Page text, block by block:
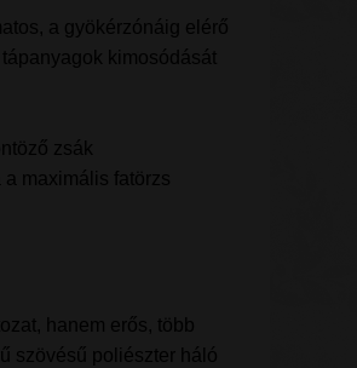
a gyökérzónáig elérő
kimosódását
zsák
maximális fatörzs
hanem erős, több
szövésű poliészter háló